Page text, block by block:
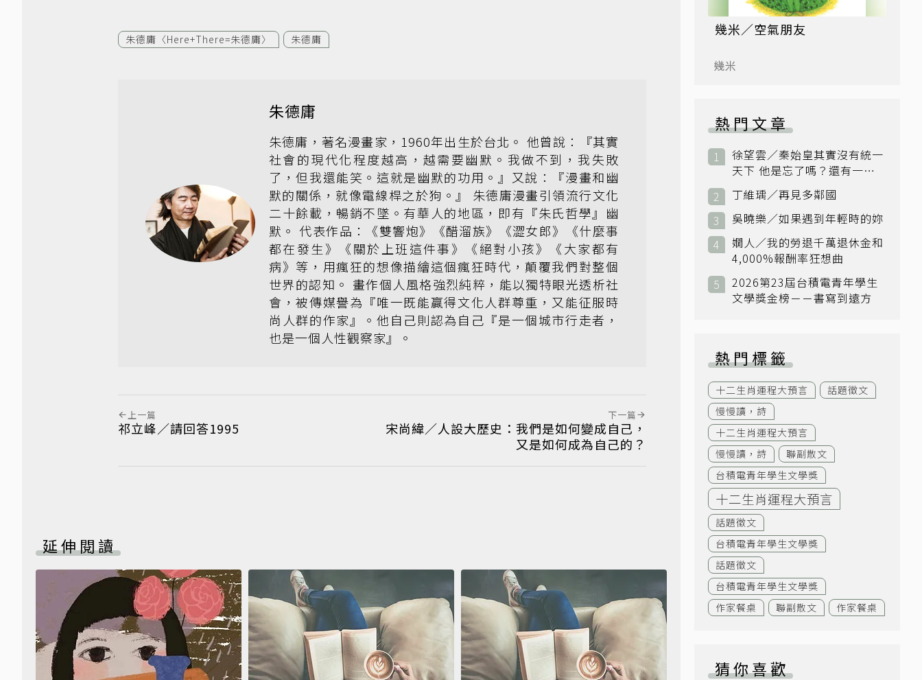
朱德庸〈Here+There=朱德庸〉 朱德庸
朱德庸
朱德庸，著名漫畫家，1960年出生於台北。 他曾說：『其實
社會的現代化程度越高，越需要幽默。我做不到，我失敗
了，但我還能笑。這就是幽默的功用。』又說：『漫畫和幽
默的關係，就像電線桿之於狗。』 朱德庸漫畫引領流行文化
二十餘載，暢銷不墜。有華人的地區，即有『朱氏哲學』幽
默。 代表作品：《雙響炮》《醋溜族》《澀女郎》《什麼事
都在發生》《關於上班這件事》《絕對小孩》《大家都有
病》等，用瘋狂的想像描繪這個瘋狂時代，顛覆我們對整個
世界的認知。 畫作個人風格強烈純粹，能以獨特眼光透析社
會，被傳媒譽為『唯一既能贏得文化人群尊重，又能征服時
尚人群的作家』。他自己則認為自己『是一個城市行走者，
也是一個人性觀察家』。
上一篇
祁立峰／請回答1995
下一篇
宋尚緯／人設大歷史：我們是如何變成自己，
又是如何成為自己的？
延伸閱讀
幾米／空氣朋友
幾米
熱門文章
徐望雲／秦始皇其實沒有統一
天下 他是忘了嗎？還有一個
小國：衛國
丁維瑀／再見多鄰國
吳曉樂／如果遇到年輕時的妳
嫺人／我的勞退千萬退休金和
4,000%報酬率狂想曲
2026第23屆台積電青年學生
文學獎金榜－－書寫到遠方
熱門標籤
十二生肖運程大預言
話題徵文
慢慢讀，詩
十二生肖運程大預言
慢慢讀，詩
聯副散文
台積電青年學生文學獎
十二生肖運程大預言
話題徵文
台積電青年學生文學獎
話題徵文
台積電青年學生文學獎
作家餐桌
聯副散文 作家餐桌
猜你喜歡